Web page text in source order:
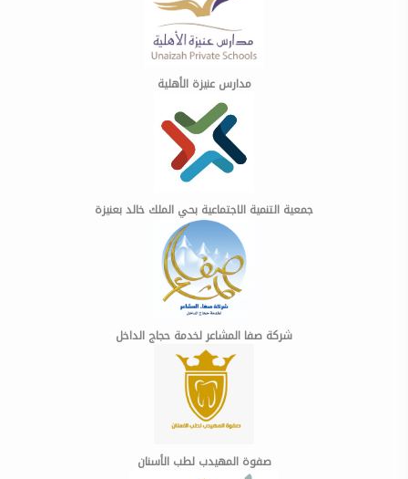
مدارس عنيزة الأهلية
جمعية التنمية الاجتماعية بحي الملك خالد بعنيزة
شركة صفا المشاعر لخدمة حجاج الداخل
صفوة المهيدب لطب الأسنان